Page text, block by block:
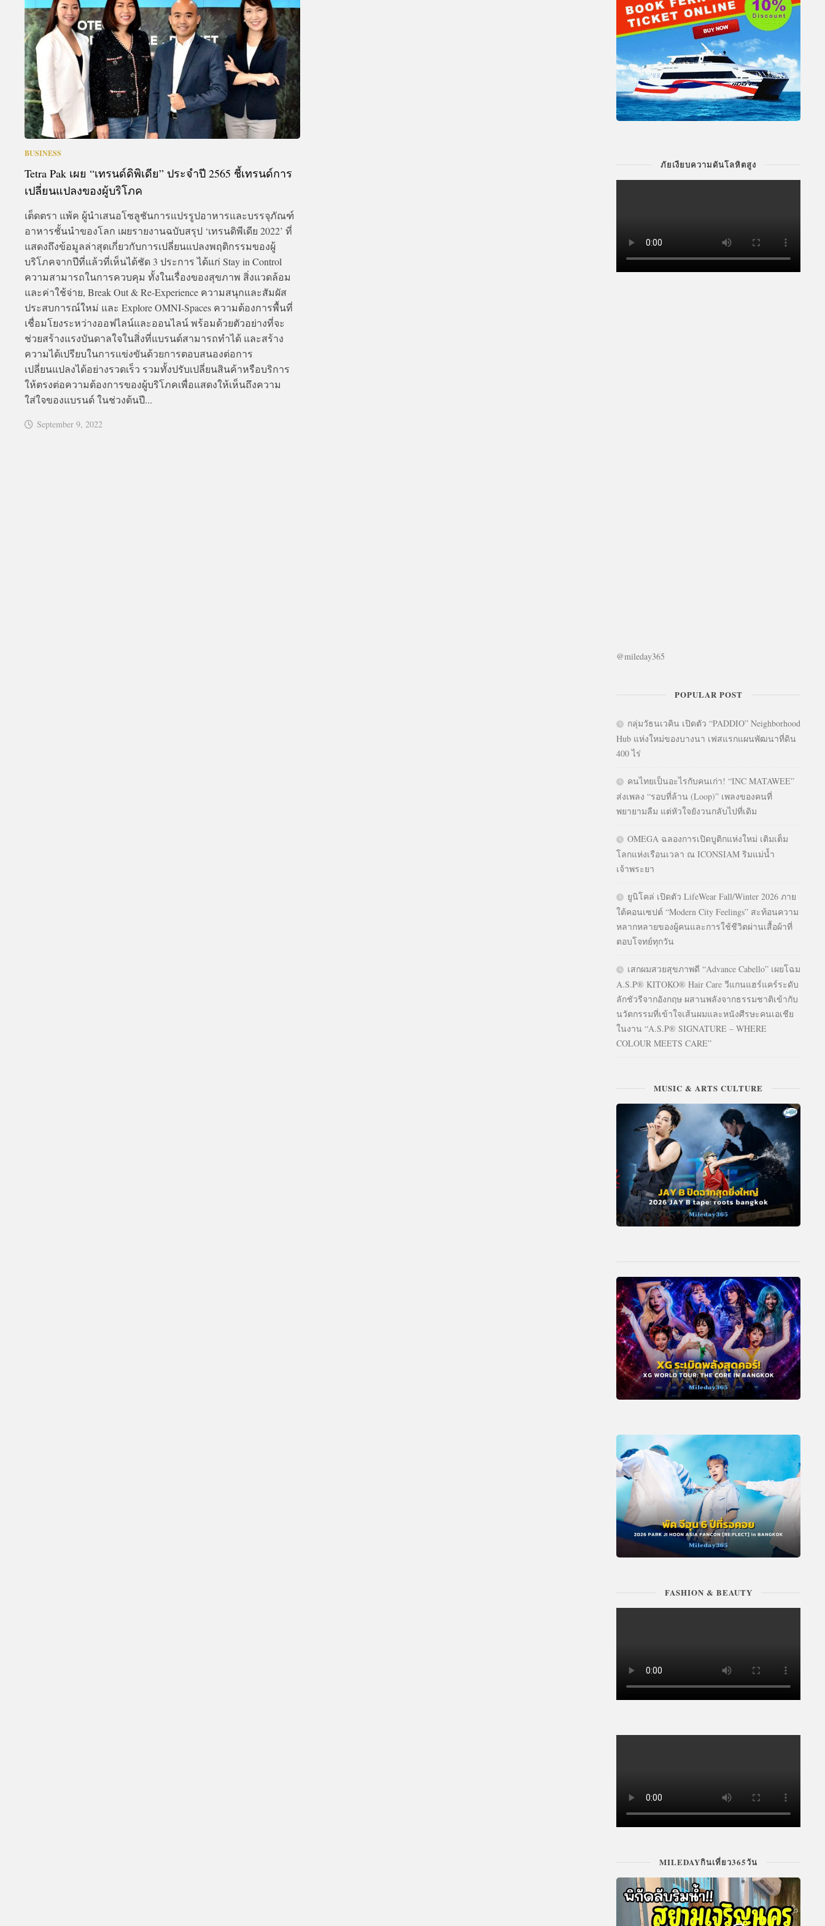
ACTIVITIES
&
EVENT
DEAL
BUSINESS
Tetra Pak เผย “เทรนด์ดิพิเดีย” ประจำปี 2565 ชี้เทรนด์การ
เปลี่ยนแปลงของผู้บริโภค
เต็ดตรา แพ้ค ผู้นำเสนอโซลูชันการแปรรูปอาหารและบรรจุภัณฑ์
อาหารชั้นนำของโลก เผยรายงานฉบับสรุป ‘เทรนดิพีเดีย 2022’ ที่
แสดงถึงข้อมูลล่าสุดเกี่ยวกับการเปลี่ยนแปลงพฤติกรรมของผู้
บริโภคจากปีที่แล้วที่เห็นได้ชัด 3 ประการ ได้แก่ Stay in Control
ความสามารถในการควบคุม ทั้งในเรื่องของสุขภาพ สิ่งแวดล้อม
และค่าใช้จ่าย, Break Out & Re-Experience ความสนุกและสัมผัส
ประสบการณ์ใหม่ และ Explore OMNI-Spaces ความต้องการพื้นที่
เชื่อมโยงระหว่างออฟไลน์และออนไลน์ พร้อมด้วยตัวอย่างที่จะ
ช่วยสร้างแรงบันดาลใจในสิ่งที่แบรนด์สามารถทำได้ และสร้าง
ความได้เปรียบในการแข่งขันด้วยการตอบสนองต่อการ
เปลี่ยนแปลงได้อย่างรวดเร็ว รวมทั้งปรับเปลี่ยนสินค้าหรือบริการ
ให้ตรงต่อความต้องการของผู้บริโภคเพื่อแสดงให้เห็นถึงความ
ใส่ใจของแบรนด์ ในช่วงต้นปี...
September 9, 2022
ภัยเงียบความดันโลหิตสูง
@mileday365
POPULAR POST
กลุ่มวัธนเวคิน เปิดตัว “PADDIO” Neighborhood
Hub แห่งใหม่ของบางนา เฟสแรกแผนพัฒนาที่ดิน
400 ไร่
คนไทยเป็นอะไรกับคนเก่า! “INC MATAWEE”
ส่งเพลง “รอบที่ล้าน (Loop)” เพลงของคนที่
พยายามลืม แต่หัวใจยังวนกลับไปที่เดิม
OMEGA ฉลองการเปิดบูติกแห่งใหม่ เติมเต็ม
โลกแห่งเรือนเวลา ณ ICONSIAM ริมแม่น้ำ
เจ้าพระยา
ยูนิโคล่ เปิดตัว LifeWear Fall/Winter 2026 ภาย
ใต้คอนเซปต์ “Modern City Feelings” สะท้อนความ
หลากหลายของผู้คนและการใช้ชีวิตผ่านเสื้อผ้าที่
ตอบโจทย์ทุกวัน
เสกผมสวยสุขภาพดี “Advance Cabello” เผยโฉม
A.S.P® KITOKO® Hair Care วีแกนแฮร์แคร์ระดับ
ลักชัวรีจากอังกฤษ ผสานพลังจากธรรมชาติเข้ากับ
นวัตกรรมที่เข้าใจเส้นผมและหนังศีรษะคนเอเชีย
ในงาน “A.S.P® SIGNATURE – WHERE
COLOUR MEETS CARE”
MUSIC & ARTS CULTURE
FASHION & BEAUTY
MILEDAYกินเที่ยว365วัน